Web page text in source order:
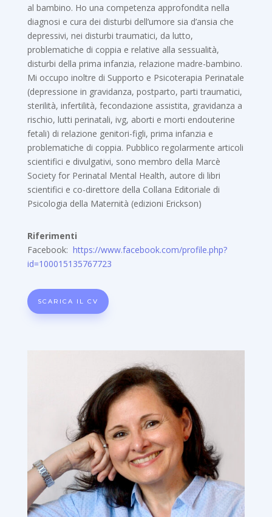
al bambino. Ho una competenza approfondita nella
diagnosi e cura dei disturbi dell’umore sia d’ansia che
depressivi, nei disturbi traumatici, da lutto,
problematiche di coppia e relative alla sessualità,
disturbi della prima infanzia, relazione madre-bambino.
Mi occupo inoltre di Supporto e Psicoterapia Perinatale
(depressione in gravidanza, postparto, parti traumatici,
sterilità, infertilità, fecondazione assistita, gravidanza a
rischio, lutti perinatali, ivg, aborti e morti endouterine
fetali) di relazione genitori-figli, prima infanzia e
problematiche di coppia. Pubblico regolarmente articoli
scientifici e divulgativi, sono membro della Marcè
Society for Perinatal Mental Health, autore di libri
scientifici e co-direttore della Collana Editoriale di
Psicologia della Maternità (edizioni Erickson)
Riferimenti
Facebook: https://www.facebook.com/profile.php?
id=100015135767723
SCARICA IL CV